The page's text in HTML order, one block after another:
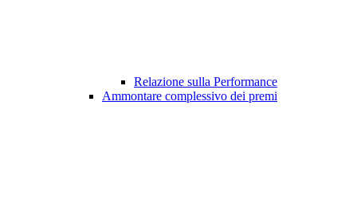
Relazione sulla Performance
Ammontare complessivo dei premi